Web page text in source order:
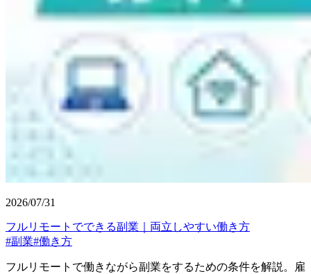
2026/07/31
フルリモートでできる副業｜両立しやすい働き方
#副業#働き方
フルリモートで働きながら副業をするための条件を解説。雇